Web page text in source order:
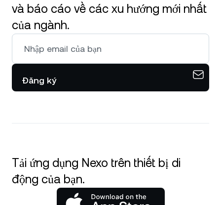
và báo cáo về các xu hướng mới nhất
của ngành.
Đăng ký
Tải ứng dụng Nexo trên thiết bị di
động của bạn.